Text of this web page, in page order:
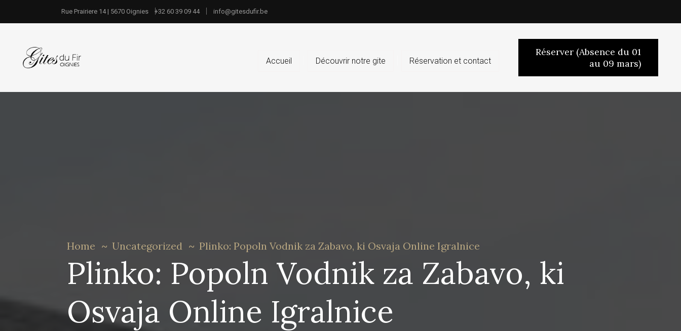
Rue Prairiere 14 | 5670 Oignies +32 60 39 09 44 info@gitesdufir.be
Accueil Découvrir notre gite Réservation et contact
Réserver (Absence du 01
au 09 mars)
Plinko: Popoln Vodnik za Zabavo, ki
Osvaja Online Igralnice
Home Uncategorized Plinko: Popoln Vodnik za Zabavo, ki Osvaja Online Igralnice